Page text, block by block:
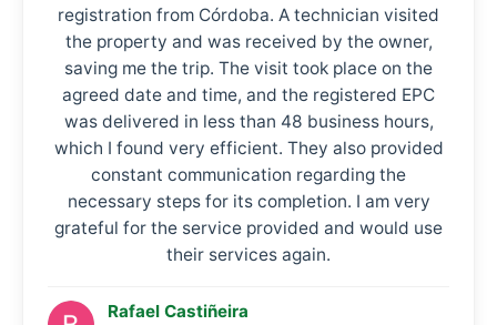
registration from Córdoba. A technician visited
the property and was received by the owner,
saving me the trip. The visit took place on the
agreed date and time, and the registered EPC
was delivered in less than 48 business hours,
which I found very efficient. They also provided
constant communication regarding the
necessary steps for its completion. I am very
grateful for the service provided and would use
their services again.
Rafael Castiñeira